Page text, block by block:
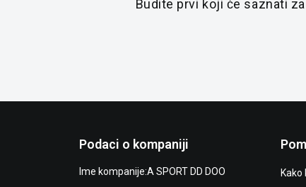
Budite prvi koji će saznati
Podaci o kompaniji
Ime kompanije:A SPORT DD DOO
Kako